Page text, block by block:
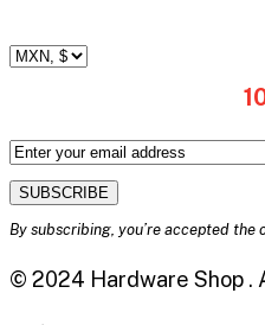
By subscribing, you’re accepted the
© 2024 Hardware Shop .